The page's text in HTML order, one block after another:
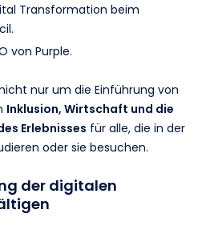
Transformation beim
von Purple.
nur um die Einführung von
Inklusion, Wirtschaft und die
Erlebnisses für alle, die in der
oder sie besuchen.
der digitalen